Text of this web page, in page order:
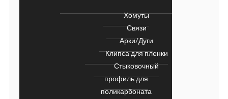
Хомуты
Связи
Арки/Дуги
Клипса для пленки
Стыковочный
профиль для
поликарбоната